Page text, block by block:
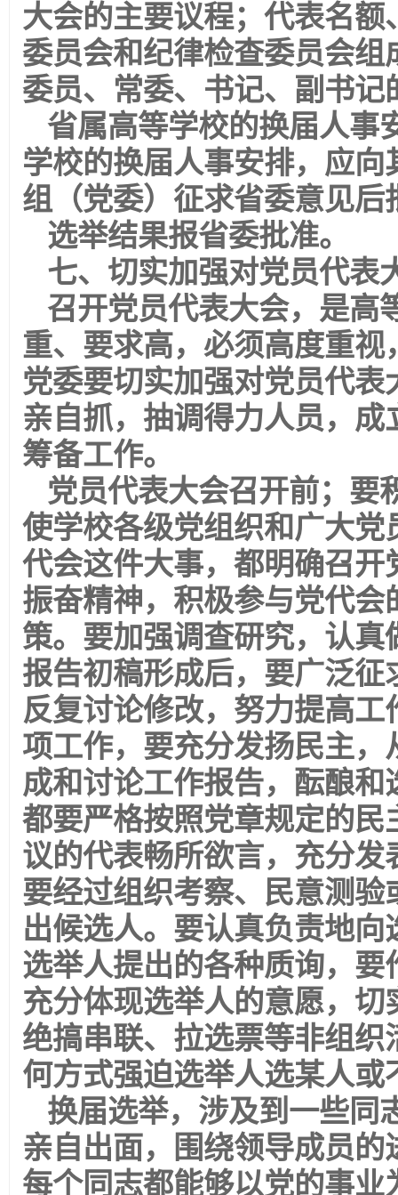
大会的主要议程；代表名
委员会和纪律检查委员会
委员、常委、书记、副书记
省属高等学校的换届人事
学校的换届人事安排，应
组（党委）征求省委意见
选举结果报省委批准。
七、切实加强对党员代表
召开党员代表大会，是高
重、要求高，必须高度重
党委要切实加强对党员代
亲自抓，抽调得力人员，
筹备工作。
党员代表大会召开前；要
使学校各级党组织和广大
代会这件大事，都明确召
振奋精神，积极参与党代
策。要加强调查研究，认
报告初稿形成后，要广泛
反复讨论修改，努力提高
项工作，要充分发扬民主
成和讨论工作报告，酝酿
都要严格按照党章规定的
议的代表畅所欲言，充分
要经过组织考察、民意测
出候选人。要认真负责地
选举人提出的各种质询，
充分体现选举人的意愿，
绝搞串联、拉选票等非组
何方式强迫选举人选某人或
换届选举，涉及到一些同
亲自出面，围绕领导成员
每个同志都能够以党的事